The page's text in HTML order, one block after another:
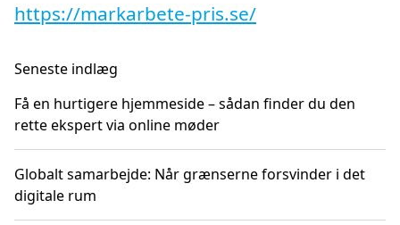
https://markarbete-pris.se/
Seneste indlæg
Få en hurtigere hjemmeside – sådan finder du den
rette ekspert via online møder
Globalt samarbejde: Når grænserne forsvinder i det
digitale rum